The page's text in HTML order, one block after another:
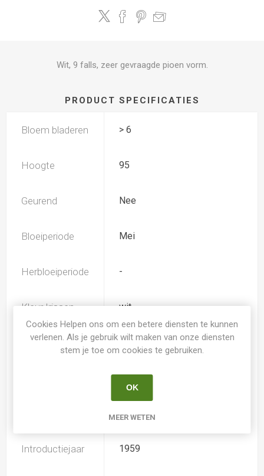
Wit, 9 falls, zeer gevraagde pioen vorm.
PRODUCT SPECIFICATIES
Bloem bladeren > 6
Hoogte 95
Geurend Nee
Bloeiperiode Mei
Herbloeiperiode -
Kleur Irissen wit
Iris type JI
Iris Ensata
Marx
Introductiejaar 1959
Cookies Helpen ons om een betere diensten te kunnen
verlenen. Als je gebruik wilt maken van onze diensten
stem je toe om cookies te gebruiken.
OK
MEER WETEN